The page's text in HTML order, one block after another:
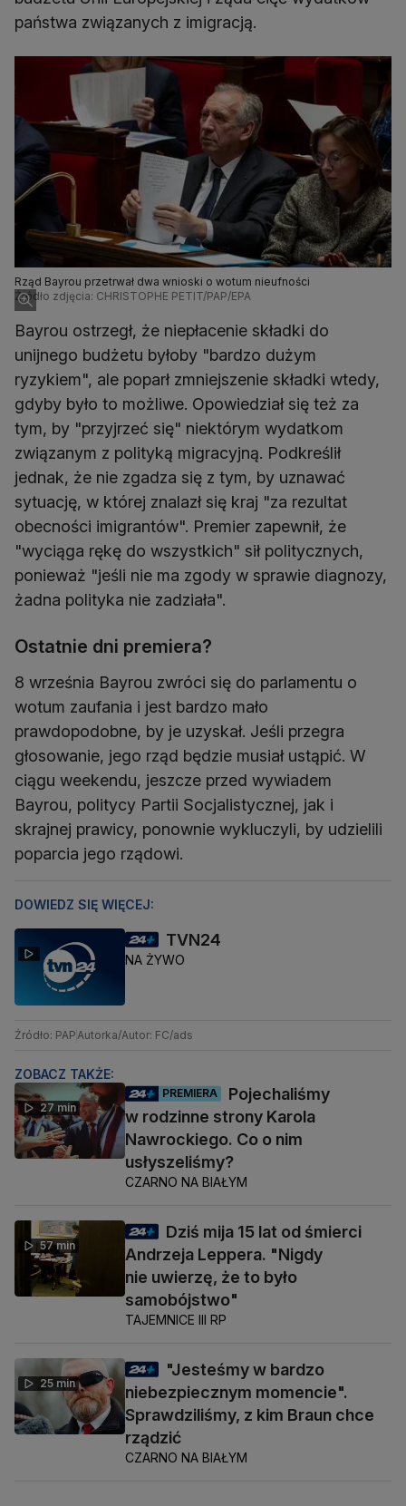
państwa związanych z imigracją.
Rząd Bayrou przetrwał dwa wnioski o wotum nieufności
Źródło zdjęcia: CHRISTOPHE PETIT/PAP/EPA
Bayrou ostrzegł, że niepłacenie składki do
unijnego budżetu byłoby "bardzo dużym
ryzykiem", ale poparł zmniejszenie składki wtedy,
gdyby było to możliwe. Opowiedział się też za
tym, by "przyjrzeć się" niektórym wydatkom
związanym z polityką migracyjną. Podkreślił
jednak, że nie zgadza się z tym, by uznawać
sytuację, w której znalazł się kraj "za rezultat
obecności imigrantów". Premier zapewnił, że
"wyciąga rękę do wszystkich" sił politycznych,
ponieważ "jeśli nie ma zgody w sprawie diagnozy,
żadna polityka nie zadziała".
Ostatnie dni premiera?
8 września Bayrou zwróci się do parlamentu o
wotum zaufania i jest bardzo mało
prawdopodobne, by je uzyskał. Jeśli przegra
głosowanie, jego rząd będzie musiał ustąpić. W
ciągu weekendu, jeszcze przed wywiadem
Bayrou, politycy Partii Socjalistycznej, jak i
skrajnej prawicy, ponownie wykluczyli, by udzielili
poparcia jego rządowi.
DOWIEDZ SIĘ WIĘCEJ:
TVN24
NA ŻYWO
Źródło: PAP Autorka/Autor: FC/ads
ZOBACZ TAKŻE:
27 min
PREMIERA
Pojechaliśmy
w rodzinne strony Karola
Nawrockiego. Co o nim
usłyszeliśmy?
CZARNO NA BIAŁYM
57 min
Dziś mija 15 lat od śmierci
Andrzeja Leppera. "Nigdy
nie uwierzę, że to było
samobójstwo"
TAJEMNICE III RP
25 min
"Jesteśmy w bardzo
niebezpiecznym momencie".
Sprawdziliśmy, z kim Braun chce
rządzić
CZARNO NA BIAŁYM